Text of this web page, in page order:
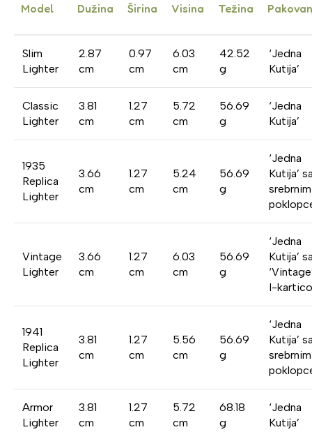
Model Dužina Širina Visina Težina
Slim
Lighter
2.87
cm
0.97
cm
6.03
cm
42.52
g
‘Jedna
Kutija’
Classic
Lighter
3.81
cm
1.27
cm
5.72
cm
56.69
g
‘Jedna
Kutija’
1935
Replica
Lighter
3.66
cm
1.27
cm
5.24
cm
56.69
g
‘Jedna
Kutija’
srebrnim
Vintage
Lighter
3.66
cm
1.27
cm
6.03
cm
56.69
g
‘Jedna
Kutija’
I-
1941
Replica
Lighter
3.81
cm
1.27
cm
5.56
cm
56.69
g
‘Jedna
Kutija’
srebrnim
Armor
Lighter
3.81
cm
1.27
cm
5.72
cm
68.18
g
‘Jedna
Kutija’